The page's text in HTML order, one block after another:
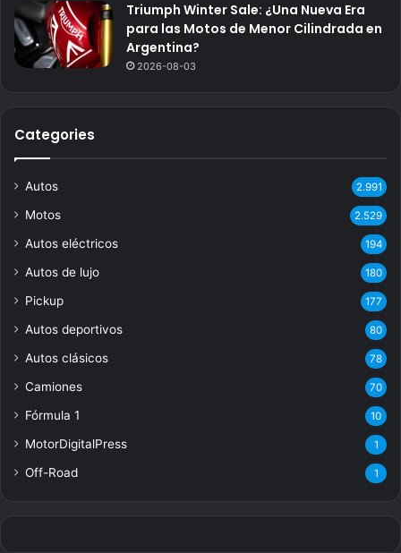
Triumph Winter Sale: ¿Una Nueva Era
para las Motos de Menor Cilindrada en
Argentina?
2026-08-03
Categories
Autos 2.991
Motos 2.529
Autos eléctricos 194
Autos de lujo 180
Pickup 177
Autos deportivos 80
Autos clásicos 78
Camiones 70
Fórmula 1 10
MotorDigitalPress 1
Off-Road 1